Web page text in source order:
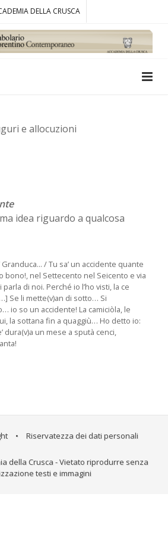
DELLA CRUSCA
e allocuzioni
idea riguardo a qualcosa
Granduca... / Tu sa’ un accidente quante
bono!, nel Settecento nel Seicento e via
di noi. Perché io l’ho visti, la ce
Se li mette(v)an di sotto… Si
io so un accidente! La camiciòla, le
la sottana fin a quaggiù… Ho detto io:
dura(v)a un mese a sputà cenci,
• Riservatezza dei dati personali
della Crusca - Vietato riprodurre senza
testi e immagini